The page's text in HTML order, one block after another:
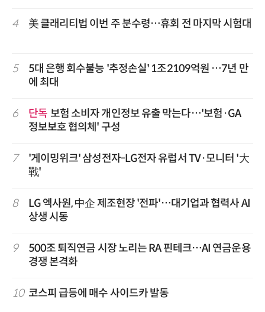
4 美 클래리티법 이번 주 분수령…휴회 전 마지막 시험대
5
5대 은행 회수불능 '추정손실' 1조2109억원 …7년 만
에 최대
6 단독 보험 소비자 개인정보 유출 막는다…'보험·GA
정보보호 협의체' 구성
7
'게이밍위크' 삼성전자-LG전자 유럽서 TV·모니터 '大
戰'
8
LG 엑사원, 中企 제조현장 '전파'…대기업과 협력사 AI
상생 시동
9
500조 퇴직연금 시장 노리는 RA 핀테크…AI 연금운용
경쟁 본격화
10 코스피 급등에 매수 사이드카 발동